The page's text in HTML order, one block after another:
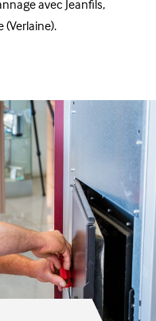
avec Jeanfils,
(Verlaine).